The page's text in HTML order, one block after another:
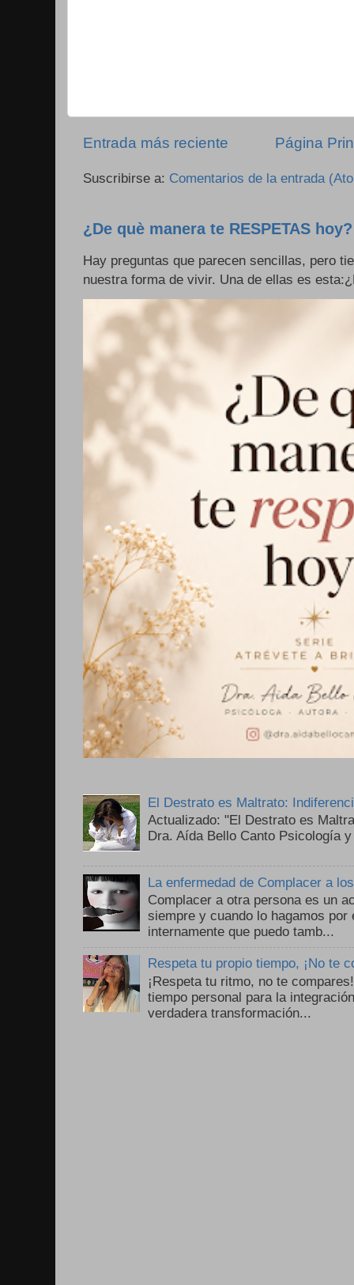
Entrada más reciente Página
Suscribirse a: Comentarios de la entrada
¿De què manera te RESPETAS hoy?
Hay preguntas que parecen sencillas, pero
nuestra forma de vivir. Una de ellas es
El Destrato es Maltrato:
Actualizado: "El Destrato es
Dra. Aída Bello Canto Psicología
La enfermedad de Complacer a
Complacer a otra persona es un
siempre y cuando lo hagamos por
internamente que puedo tamb...
Respeta tu propio tiempo, ¡No te
¡Respeta tu ritmo, no te
tiempo personal para la
verdadera transformación...